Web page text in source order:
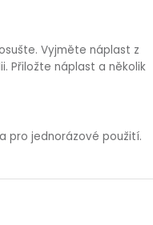
Vyjměte náplast z
Přiložte náplast a několik
pro jednorázové použití.